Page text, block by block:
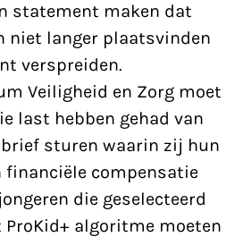
statement maken dat
niet langer plaatsvinden
verspreiden.
Veiligheid en Zorg moet
last hebben gehad van
brief sturen waarin zij hun
financiële compensatie
die geselecteerd
ProKid+ algoritme moeten